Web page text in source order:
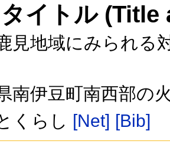
イトル
見地域にみられる
南伊豆町南西部の
くらし [Net] [Bib]